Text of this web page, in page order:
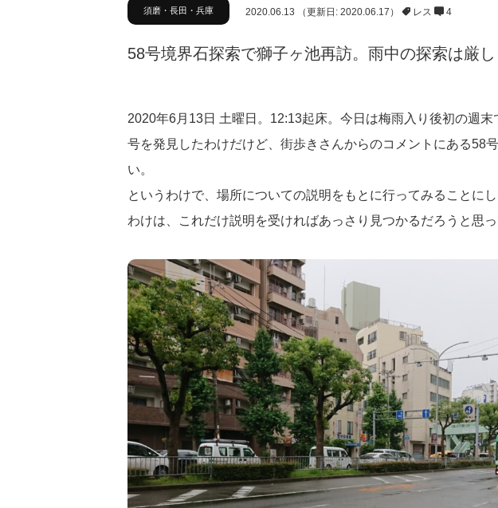
須磨・長田・兵庫 2020.06.13 （更新日: 2020.06.17） レス 4
58号境界石探索で獅子ヶ池再訪。雨中の探索は厳し
2020年6月13日 土曜日。12:13起床。今日は梅雨入り後初の週
号を発見したわけだけど、街歩きさんからのコメントにある58
い。
というわけで、場所についての説明をもとに行ってみることに
わけは、これだけ説明を受ければあっさり見つかるだろうと思っ